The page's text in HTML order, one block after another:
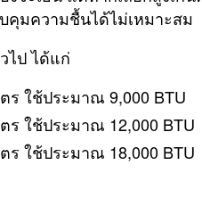
คุมความชื้นได้ไม่เหมาะสม
ไป ได้แก่
ร ใช้ประมาณ 9,000 BTU
ร ใช้ประมาณ 12,000 BTU
ร ใช้ประมาณ 18,000 BTU